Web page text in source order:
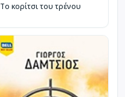
Το κορίτσι του τρένου